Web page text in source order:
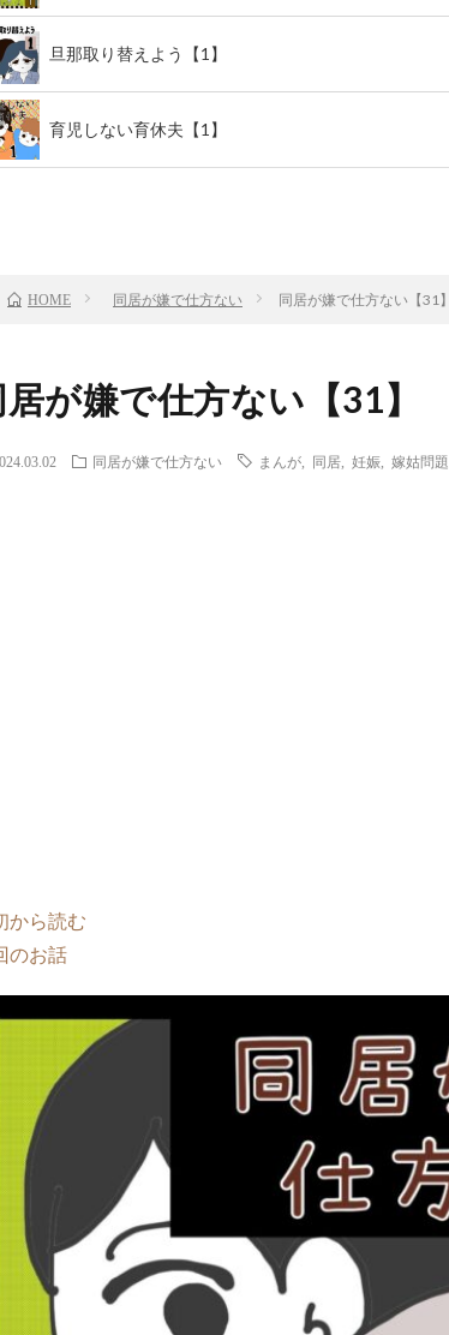
旦那取り替えよう【1】
育児しない育休夫【1】
HOME 同居が嫌で仕方ない 同居が嫌で仕方ない【31】
居が嫌で仕方ない【31】
同居が嫌で仕方ない まんが 同居 妊娠 嫁姑問題
から読む
のお話